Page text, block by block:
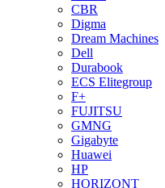
CBR
Digma
Dream Machines
Dell
Durabook
ECS Elitegroup
F+
FUJITSU
GMNG
Gigabyte
Huawei
HP
HORIZONT